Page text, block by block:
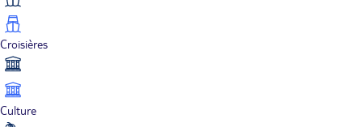
Croisières
Culture